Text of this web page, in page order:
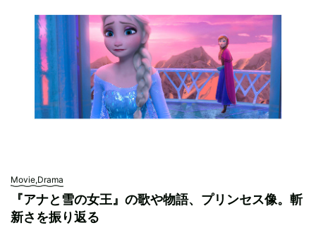
Movie,Drama
『アナと雪の女王』の歌や物語、プリンセス像。斬
新さを振り返る